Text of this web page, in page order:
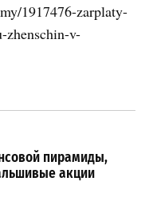
1917476-zarplaty-
zhenschin-v-
пирамиды,
акции